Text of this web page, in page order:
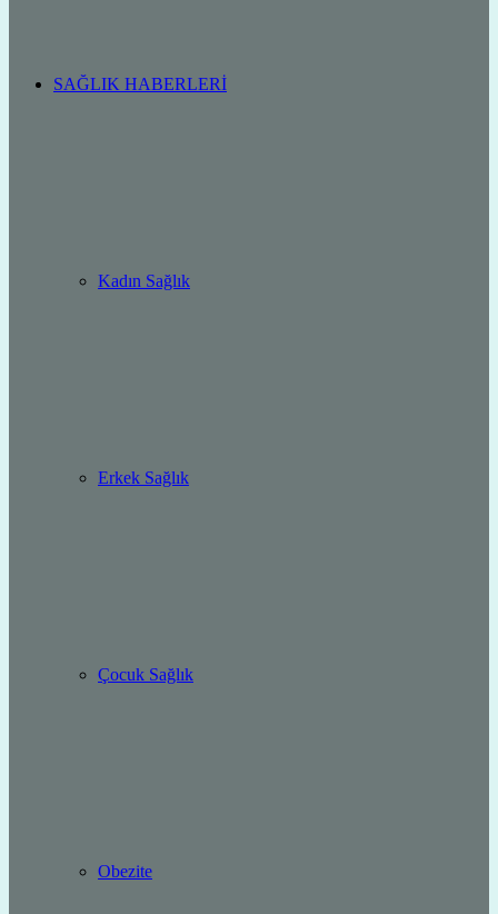
SAĞLIK HABERLERI
Kadın Sağlık
Erkek Sağlık
Çocuk Sağlık
Obezite